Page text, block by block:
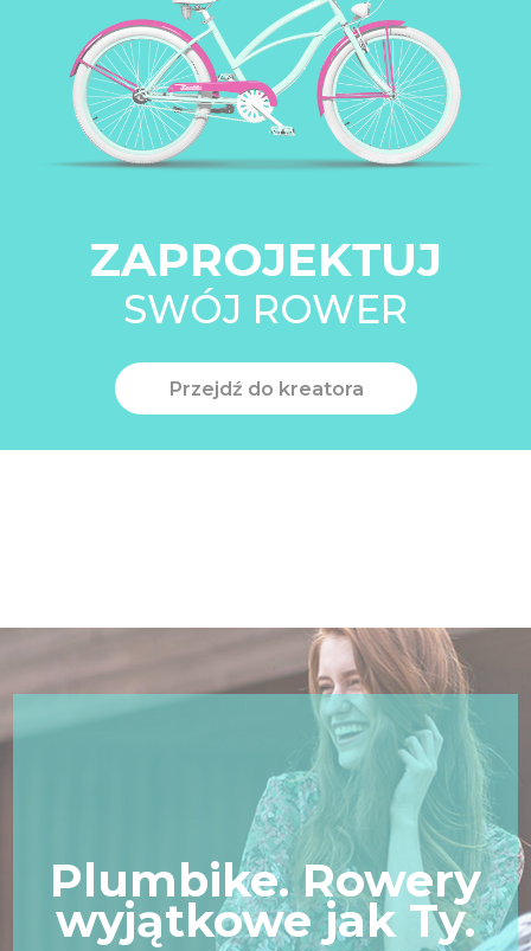
ZAPROJEKTUJ
SWÓJ ROWER
Przejdź do kreatora
Plumbike. Rowery
wyjątkowe jak Ty.